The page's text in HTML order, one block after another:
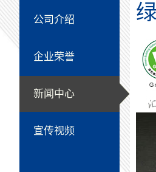
公司介绍
企业荣誉
新闻中心
宣传视频